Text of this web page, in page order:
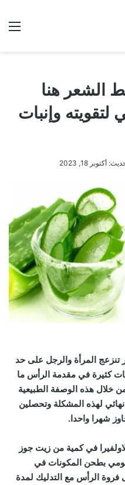
الشعر هنا
وإنبات
أكتوبر 18, 2023
المرأة والرجل على حد
كثيرة في مقدمة الرأس ما
خلال هذه الوصفة الطبيعية
لهذه المشكلة وتحصلين
شهرا واحدا.
في كمية من زيت جوز
ساعة بعدها قومي بطحن المكونات في
الرأس مع التدليك لمدة